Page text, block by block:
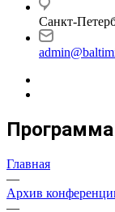
Санкт-
Главная
—
Архив
—